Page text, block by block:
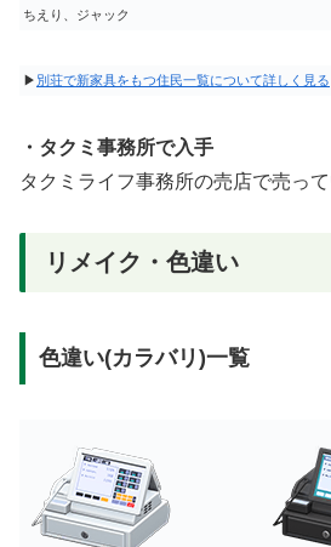
ちえり、ジャック
▶ 別荘で新家具をもつ住民一覧について詳しく見る
・タクミ事務所で入手
タクミライフ事務所の売店で売っ
リメイク・色違い
色違い(カラバリ)一覧